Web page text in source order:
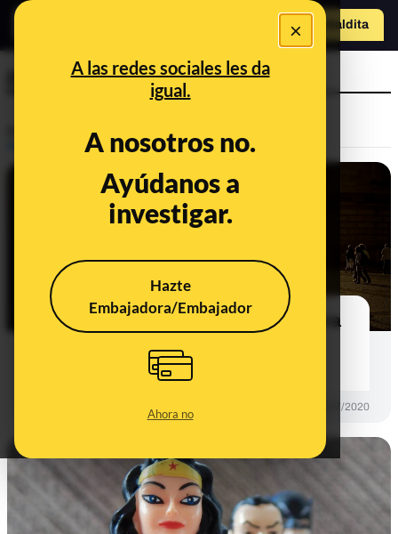
×
A las redes sociales les da
igual.
A nosotros no.
Ayúdanos a
investigar.
Hazte
Embajadora/Embajador
Ahora no
Hazte Maldita
posturas
Salud y bici (III): por qué una postura
22/07/2020